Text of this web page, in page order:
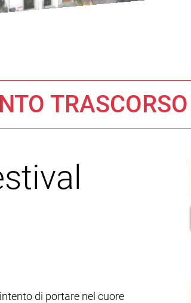
TRASCORSO
di portare nel cuore